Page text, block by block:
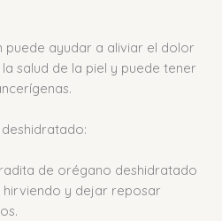
puede ayudar a aliviar el dolor
salud de la piel y puede tener
de orégano deshidratado
hirviendo y dejar reposar